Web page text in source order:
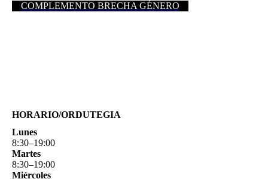
COMPLEMENTO BRECHA GÉNERO
HORARIO/ORDUTEGIA
Lunes
8:30–19:00
Martes
8:30–19:00
Miércoles